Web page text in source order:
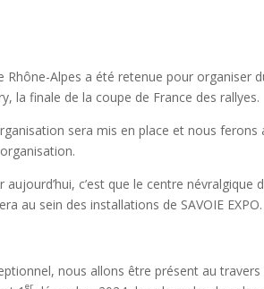
Rhône-Alpes a été retenue pour organiser
la finale de la coupe de France des rallyes.
sera mis en place et nous
c’est que le centre névralgique
au sein des installations de SAVOIE EXPO.
nous allons être présent au travers
er